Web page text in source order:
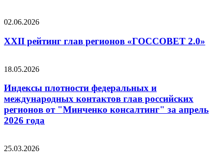
02.06.2026
XXII рейтинг глав регионов «ГОССОВЕТ 2.0»
18.05.2026
Индексы плотности федеральных и
международных контактов глав российских
регионов от "Минченко консалтинг" за апрель
2026 года
25.03.2026